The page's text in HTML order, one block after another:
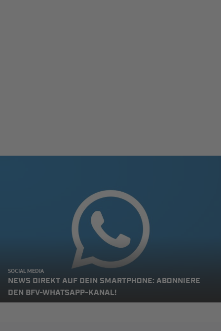
SOCIAL MEDIA
NEWS DIREKT AUF DEIN SMARTPHONE: ABONNIERE
DEN BFV-WHATSAPP-KANAL!